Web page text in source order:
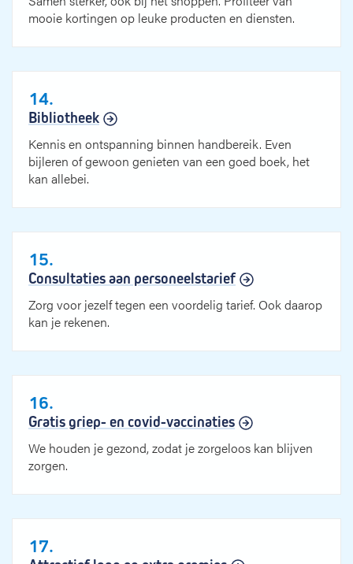
mooie kortingen op leuke producten en diensten.
14.
Bibliotheek
Kennis en ontspanning binnen handbereik. Even
bijleren of gewoon genieten van een goed boek, het
kan allebei.
15.
Consultaties aan personeelstarief
Zorg voor jezelf tegen een voordelig tarief. Ook daarop
kan je rekenen.
16.
Gratis griep- en covid-vaccinaties
We houden je gezond, zodat je zorgeloos kan blijven
zorgen.
17.